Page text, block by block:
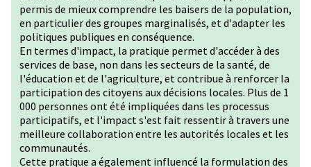
permis de mieux comprendre les baisers de la population,
en particulier des groupes marginalisés, et d'adapter les
politiques publiques en conséquence.
En termes d'impact, la pratique permet d'accéder à des
services de base, non dans les secteurs de la santé, de
l'éducation et de l'agriculture, et contribue à renforcer la
participation des citoyens aux décisions locales. Plus de 1
000 personnes ont été impliquées dans les processus
participatifs, et l'impact s'est fait ressentir à travers une
meilleure collaboration entre les autorités locales et les
communautés.
Cette pratique a également influencé la formulation des